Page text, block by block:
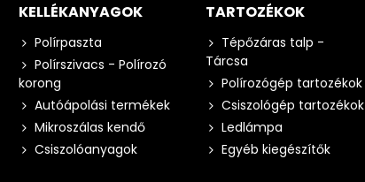
KELLÉKANYAGOK
Polírpaszta
Polírszivacs - Polírozó
korong
Autóápolási termékek
Mikroszálas kendő
Csiszolóanyagok
TARTOZÉKOK
Tépőzáras talp -
Tárcsa
Polírozógép tartozékok
Csiszológép tartozékok
Ledlámpa
Egyéb kiegészítők